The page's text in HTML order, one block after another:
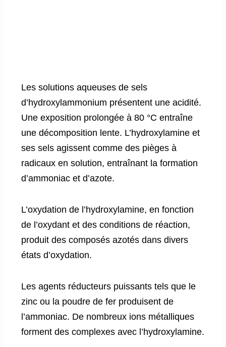
Les solutions aqueuses de sels
d’hydroxylammonium présentent une acidité.
Une exposition prolongée à 80 °C entraîne
une décomposition lente. L’hydroxylamine et
ses sels agissent comme des pièges à
radicaux en solution, entraînant la formation
d’ammoniac et d’azote.
L’oxydation de l’hydroxylamine, en fonction
de l’oxydant et des conditions de réaction,
produit des composés azotés dans divers
états d’oxydation.
Les agents réducteurs puissants tels que le
zinc ou la poudre de fer produisent de
l’ammoniac. De nombreux ions métalliques
forment des complexes avec l’hydroxylamine.